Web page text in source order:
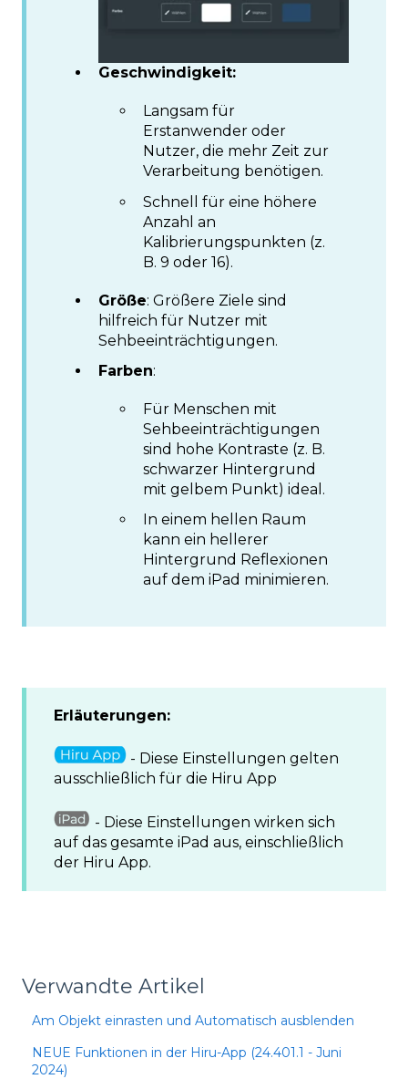
Geschwindigkeit:
Langsam für
Erstanwender oder
Nutzer, die mehr Zeit zur
Verarbeitung benötigen.
Schnell für eine höhere
Anzahl an
Kalibrierungspunkten (z.
B. 9 oder 16).
Größe: Größere Ziele sind
hilfreich für Nutzer mit
Sehbeeinträchtigungen.
Farben:
Für Menschen mit
Sehbeeinträchtigungen
sind hohe Kontraste (z. B.
schwarzer Hintergrund
mit gelbem Punkt) ideal.
In einem hellen Raum
kann ein hellerer
Hintergrund Reflexionen
auf dem iPad minimieren.
Erläuterungen:
- Diese Einstellungen gelten
ausschließlich für die Hiru App
- Diese Einstellungen wirken sich
auf das gesamte iPad aus, einschließlich
der Hiru App.
Verwandte Artikel
Am Objekt einrasten und Automatisch ausblenden
NEUE Funktionen in der Hiru-App (24.401.1 - Juni
2024)